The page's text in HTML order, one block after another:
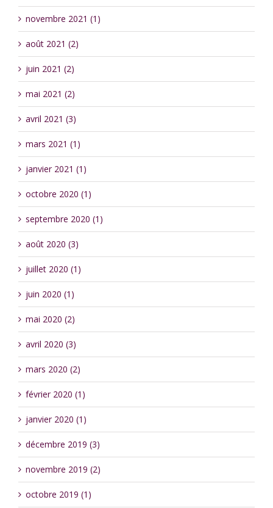
novembre 2021 (1)
août 2021 (2)
juin 2021 (2)
mai 2021 (2)
avril 2021 (3)
mars 2021 (1)
janvier 2021 (1)
octobre 2020 (1)
septembre 2020 (1)
août 2020 (3)
juillet 2020 (1)
juin 2020 (1)
mai 2020 (2)
avril 2020 (3)
mars 2020 (2)
février 2020 (1)
janvier 2020 (1)
décembre 2019 (3)
novembre 2019 (2)
octobre 2019 (1)